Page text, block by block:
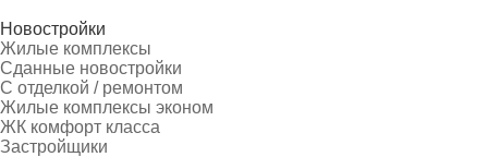
Новостройки
Жилые комплексы
Сданные новостройки
С отделкой / ремонтом
Жилые комплексы эконом
ЖК комфорт класса
Застройщики